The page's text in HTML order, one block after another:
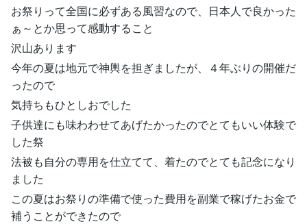
お祭りって全国に必ずある風習なので、日本人で良かった
ぁ～とか思って感動すること
沢山あります
今年の夏は地元で神輿を担ぎましたが、４年ぶりの開催だ
ったので
気持ちもひとしおでした
子供達にも味わわせてあげたかったのでとてもいい体験で
した祭
法被も自分の専用を仕立てて、着たのでとても記念になり
ました
この夏はお祭りの準備で使った費用を副業で稼げたお金で
補うことができたので